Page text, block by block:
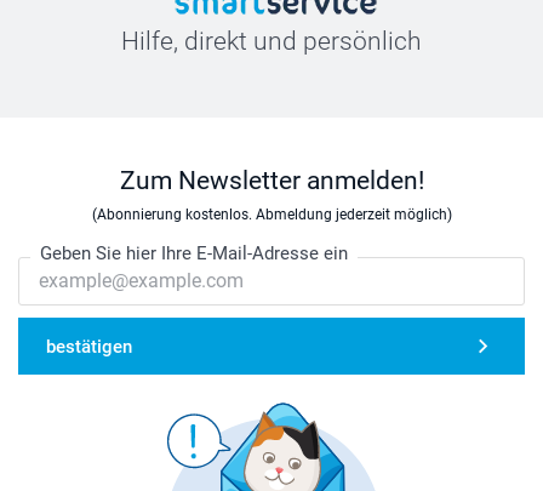
Hilfe, direkt und persönlich
Zum Newsletter anmelden!
(Abonnierung kostenlos. Abmeldung jederzeit möglich)
Geben Sie hier Ihre E-Mail-Adresse ein
bestätigen